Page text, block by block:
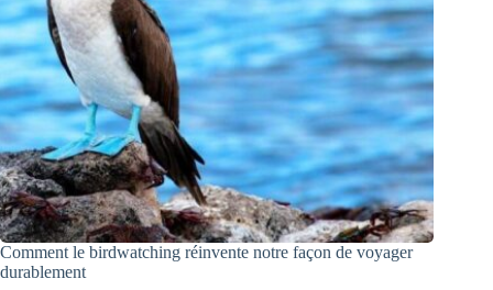
Comment le birdwatching réinvente notre façon de voyager
durablement